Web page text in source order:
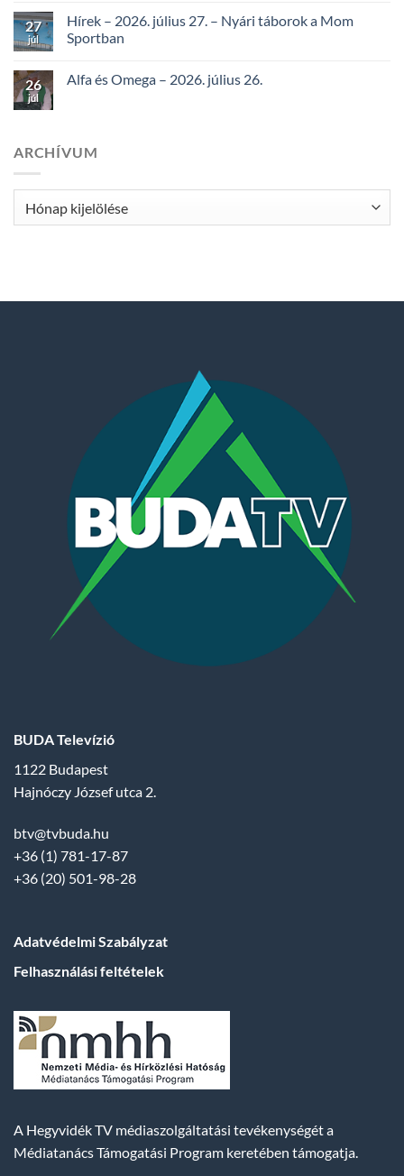
27
júl
Hírek – 2026. július 27. – Nyári táborok a Mom
Sportban
26
júl
Alfa és Omega – 2026. július 26.
ARCHÍVUM
BUDA Televízió
1122 Budapest
Hajnóczy József utca 2.
btv@tvbuda.hu
+36 (1) 781-17-87
+36 (20) 501-98-28
Adatvédelmi Szabályzat
Felhasználási feltételek
A Hegyvidék TV médiaszolgáltatási tevékenységét a
Médiatanács Támogatási Program keretében támogatja.